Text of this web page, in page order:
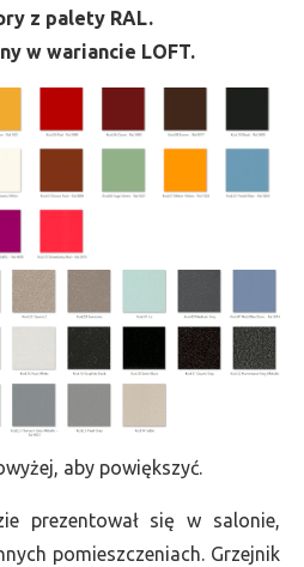
z palety RAL.
w wariancie LOFT.
aby powiększyć.
prezentował się w salonie,
pomieszczeniach. Grzejnik